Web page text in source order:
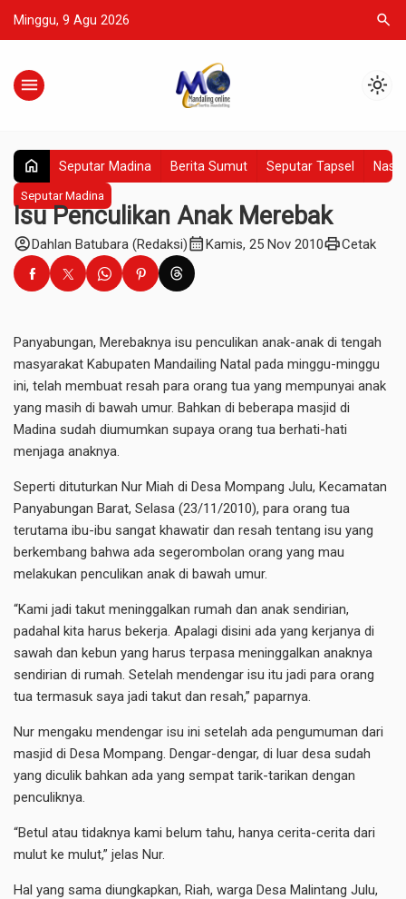
Minggu, 9 Agu 2026 search
menu light_mode
home Seputar Madina Berita Sumut Seputar Tapsel
Seputar Madina
Isu Penculikan Anak Merebak
account_circleDahlan Batubara (Redaksi)calendar_monthKamis, 25 Nov 2010printCetak
Panyabungan, Merebaknya isu penculikan anak-anak di tengah
masyarakat Kabupaten Mandailing Natal pada minggu-minggu
ini, telah membuat resah para orang tua yang mempunyai anak
yang masih di bawah umur. Bahkan di beberapa masjid di
Madina sudah diumumkan supaya orang tua berhati-hati
menjaga anaknya.
Seperti dituturkan Nur Miah di Desa Mompang Julu, Kecamatan
Panyabungan Barat, Selasa (23/11/2010), para orang tua
terutama ibu-ibu sangat khawatir dan resah tentang isu yang
berkembang bahwa ada segerombolan orang yang mau
melakukan penculikan anak di bawah umur.
“Kami jadi takut meninggalkan rumah dan anak sendirian,
padahal kita harus bekerja. Apalagi disini ada yang kerjanya di
sawah dan kebun yang harus terpasa meninggalkan anaknya
sendirian di rumah. Setelah mendengar isu itu jadi para orang
tua termasuk saya jadi takut dan resah,” paparnya.
Nur mengaku mendengar isu ini setelah ada pengumuman dari
masjid di Desa Mompang. Dengar-dengar, di luar desa sudah
yang diculik bahkan ada yang sempat tarik-tarikan dengan
penculiknya.
“Betul atau tidaknya kami belum tahu, hanya cerita-cerita dari
mulut ke mulut,” jelas Nur.
Hal yang sama diungkapkan, Riah, warga Desa Malintang Julu,